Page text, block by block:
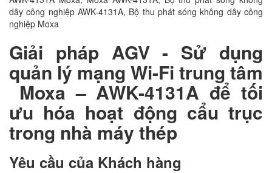
dây công nghiệp AWK-4131A, Bộ thu phát sóng không dây công
nghiệp Moxa
Giải pháp AGV - Sử dụng
quản lý mạng Wi-Fi trung tâm
Moxa – AWK-4131A để tối
ưu hóa hoạt động cẩu trục
trong nhà máy thép
Yêu cầu của Khách hàng